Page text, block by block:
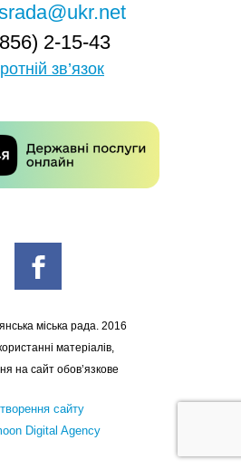
2-15-43
зв’язок
міська рада. 2016
матеріалів,
на сайт обов’язкове
сайту
Digital Agency